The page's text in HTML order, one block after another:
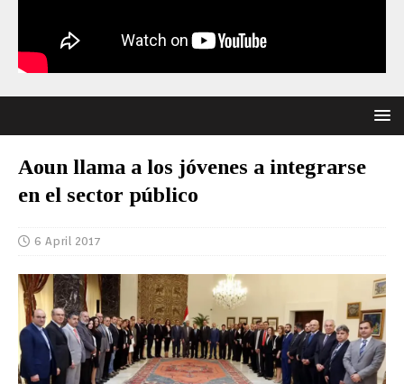
Aoun llama a los jóvenes a integrarse
en el sector público
6 April 2017